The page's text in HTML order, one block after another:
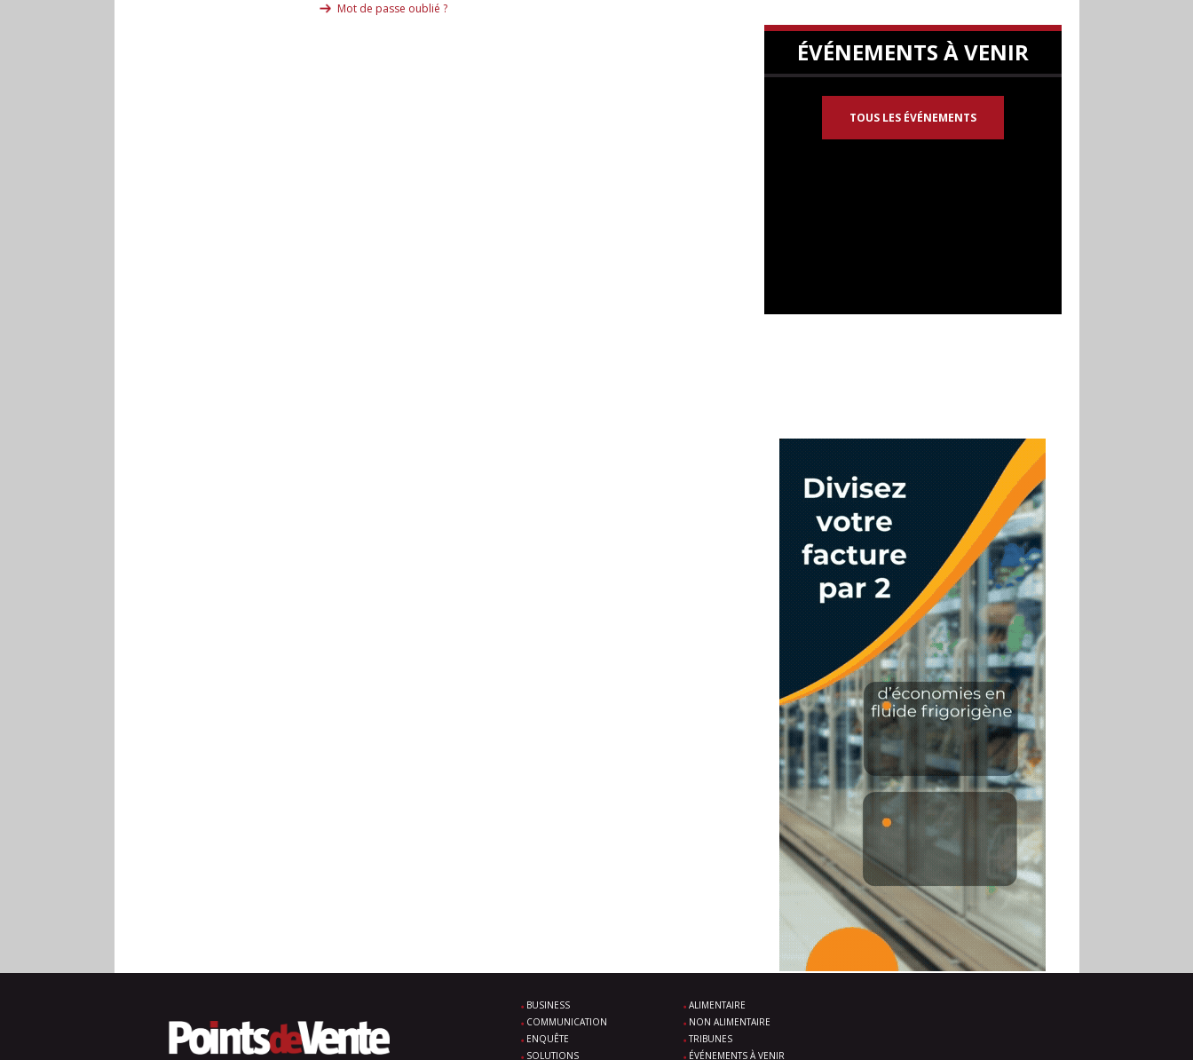
Mot de passe oublié ?
ÉVÉNEMENTS À VENIR
TOUS LES ÉVÉNEMENTS
BUSINESS
COMMUNICATION
ENQUÊTE
SOLUTIONS
ALIMENTAIRE
NON ALIMENTAIRE
TRIBUNES
ÉVÉNEMENTS À VENIR